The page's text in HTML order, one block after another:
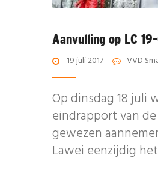
Aanvulling op LC
19 juli 2017 VVD
Op dinsdag 18 juli
eindrapport van
gewezen
Lawei eenzijdig